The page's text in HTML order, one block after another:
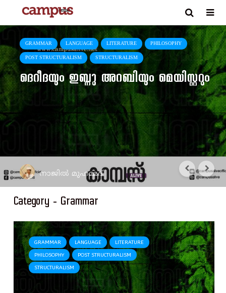
GRAMMAR LANGUAGE LITERATURE PHILOSOPHY
POST STRUCTURALISM STRUCTURALISM
ദെറീദയും ഇബ്നു അറബിയും മെയിസ്റ്ററും
നാജിൽ മുഹമ്മദ്
Category - Grammar
GRAMMAR LANGUAGE LITERATURE
PHILOSOPHY POST STRUCTURALISM
STRUCTURALISM